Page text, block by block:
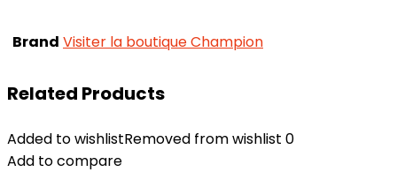
Brand Visiter la boutique Champion
Related Products
Added to wishlistRemoved from wishlist 0
Add to compare